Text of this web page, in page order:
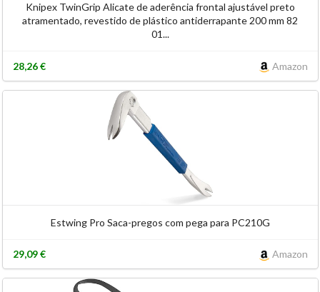
Knipex TwinGrip Alicate de aderência frontal ajustável preto
atramentado, revestido de plástico antiderrapante 200 mm 82
01...
Amazon
28,26 €
Estwing Pro Saca-pregos com pega para PC210G
Amazon
29,09 €